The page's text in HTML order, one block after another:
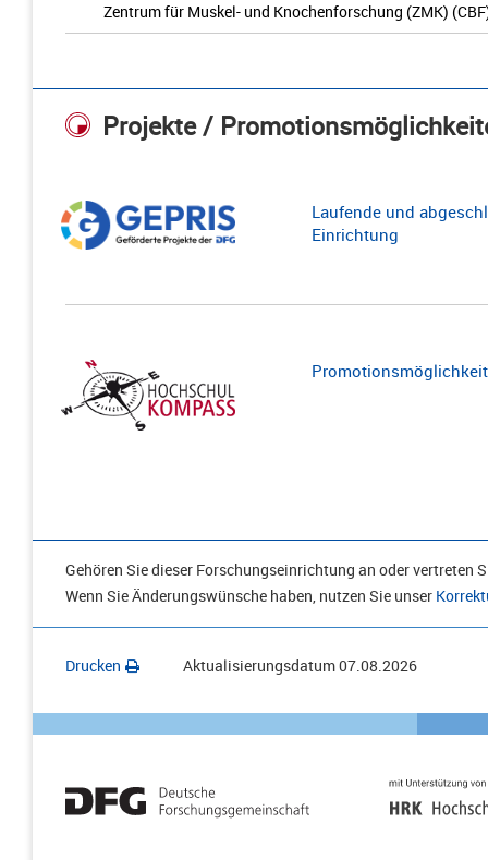
Zentrum für Muskel- und Knochenforschung (ZMK)
Projekte /
Laufende und
Einrichtung
Gehören Sie dieser Forschungseinrichtung an oder vertreten
Wenn Sie Änderungswünsche haben, nutzen Sie unser
Drucken Aktualisierungsdatum07.08.2026